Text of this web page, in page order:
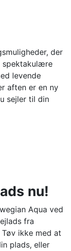
der
spektakulære
levende
aften er en ny
sejler til din
nu!
Aqua ved
fra
ikke med at
plads, eller